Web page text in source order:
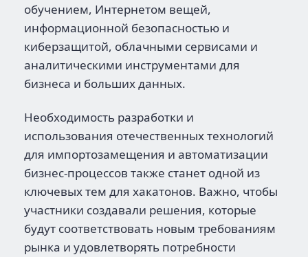
обучением, Интернетом вещей,
информационной безопасностью и
киберзащитой, облачными сервисами и
аналитическими инструментами для
бизнеса и больших данных.
Необходимость разработки и
использования отечественных технологий
для импортозамещения и автоматизации
бизнес-процессов также станет одной из
ключевых тем для хакатонов. Важно, чтобы
участники создавали решения, которые
будут соответствовать новым требованиям
рынка и удовлетворять потребности